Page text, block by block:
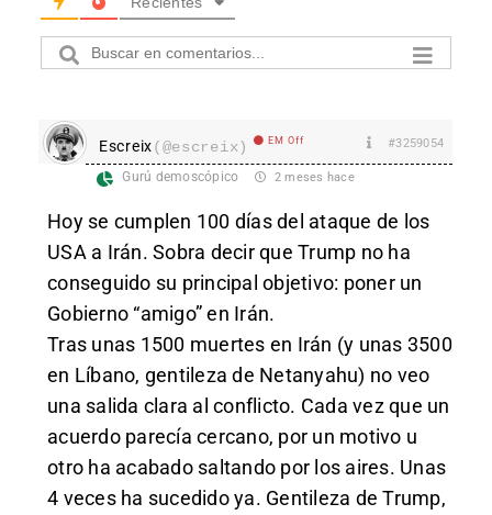
Escreix(@escreix) EM Off #3259054
Gurú demoscópico 2 meses hace
Hoy se cumplen 100 días del ataque de los
USA a Irán. Sobra decir que Trump no ha
conseguido su principal objetivo: poner un
Gobierno “amigo” en Irán.
Tras unas 1500 muertes en Irán (y unas 3500
en Líbano, gentileza de Netanyahu) no veo
una salida clara al conflicto. Cada vez que un
acuerdo parecía cercano, por un motivo u
otro ha acabado saltando por los aires. Unas
4 veces ha sucedido ya. Gentileza de Trump,